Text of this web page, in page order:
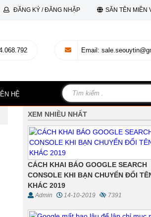
XEM NHIỀU NHẤT
CÁCH KHAI BÁO GOOGLE SEARCH
CONSOLE KHI BẠN CHUYỂN ĐỔI
KHÁC 2019
Admin 14-10-2019 7391
ĐĂNG KÝ / ĐĂNG NHẬP SĂN TÊN MIỀN
Email :
HỆ